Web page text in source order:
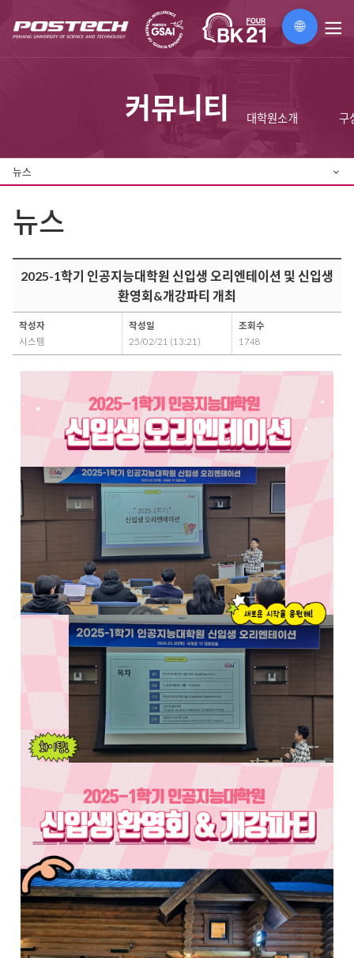
대학원소개 구
메
커뮤니티
뉴스
뉴스
2025-1학기 인공지능대학원 신입생 오리엔테이션 및 신입생
환영회&개강파티 개최
작성자
시스템
작성일
25/02/21 (13:21)
조회수
1748
🌐